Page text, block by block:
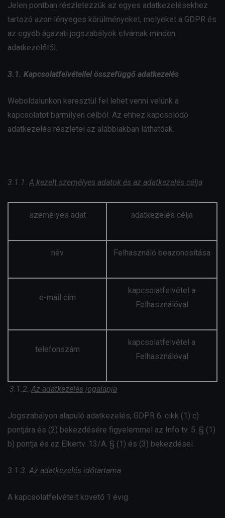
Jelen pontban részletezzük az egyes adatkezelésekhez
tartozó azon lényeges körülményeket, melyeket a GDPR és
az egyéb ágazati jogszabályok elvárnak minden
adatkezelőtől.
3.1. Kapcsolatfelvétellel összefüggő adatkezelés
Weboldalunkon keresztül fel lehet venni velünk a
kapcsolatot bármilyen célból. Az ehhez kapcsolódó
adatkezelés részletei az alábbiakban láthatóak.
3.1.1. A kezelt személyes adatok és az adatkezelés célja
személyes adat adatkezelés célja
név Felhasználó beazonosítása
e-mail cím
kapcsolatfelvétel a
Felhasználóval
telefonszám
kapcsolatfelvétel a
Felhasználóval
3.1.2. Az adatkezelés jogalapja
Jogszabályon alapuló adatkezelés; GDPR 6. cikk (1) c)
pontjára és (2) bekezdésére figyelemmel az Info tv. 5. § (1)
b) pontja és az Elkertv. 13/A. § (1) és (3) bekezdései.
3.1.3. Az adatkezelés időtartama
A kapcsolatfelvételt követő 1 évig.